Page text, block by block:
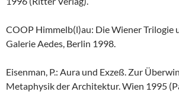
COOP Himmelb(l)au: Die Wiener Trilogie
Galerie Aedes, Berlin 1998.
Eisenman, P.: Aura und Exzeß. Zur
Metaphysik der Architektur. Wien 1995